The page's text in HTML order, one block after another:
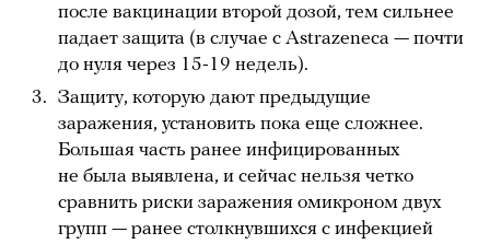
после вакцинации второй дозой, тем сильнее
падает защита (в случае с Astrazeneca — почти
до нуля через 15-19 недель).
Защиту, которую дают предыдущие
заражения, установить пока еще сложнее.
Большая часть ранее инфицированных
не была выявлена, и сейчас нельзя четко
сравнить риски заражения омикроном двух
групп — ранее столкнувшихся с инфекцией